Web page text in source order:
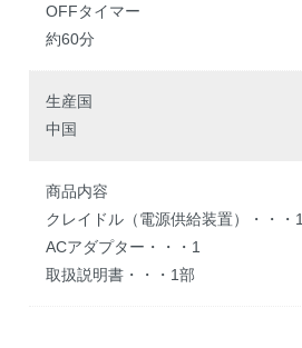
OFFタイマー
約60分
生産国
中国
商品内容
クレイドル（電源供給装置）・・・1
ACアダプター・・・1
取扱説明書・・・1部